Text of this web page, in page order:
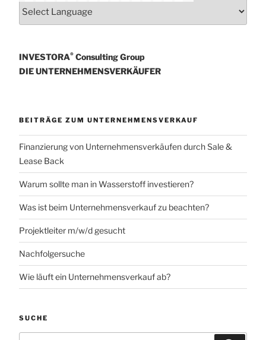
INVESTORA® Consulting Group
DIE UNTERNEHMENSVERKÄUFER
BEITRÄGE ZUM UNTERNEHMENSVERKAUF
Finanzierung von Unternehmensverkäufen durch Sale &
Lease Back
Warum sollte man in Wasserstoff investieren?
Was ist beim Unternehmensverkauf zu beachten?
Projektleiter m/w/d gesucht
Nachfolgersuche
Wie läuft ein Unternehmensverkauf ab?
SUCHE